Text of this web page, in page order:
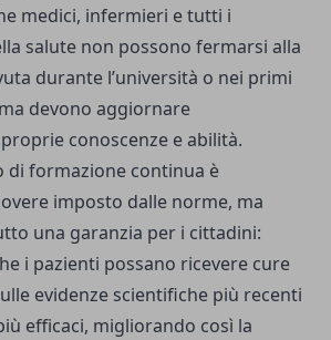
medici, infermieri e tutti i
salute non possono fermarsi alla
durante l’università o nei primi
devono aggiornare
conoscenze e abilità.
di formazione continua è
imposto dalle norme, ma
una garanzia per i cittadini:
i pazienti possano ricevere cure
evidenze scientifiche più recenti
efficaci, migliorando così la